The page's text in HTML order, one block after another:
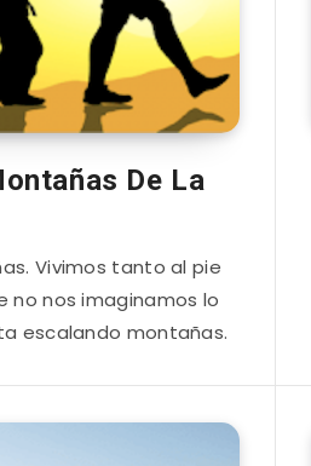
De La
Vivimos tanto al pie
no nos imaginamos lo
escalando montañas.